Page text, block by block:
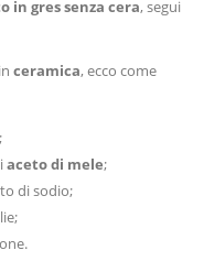
in gres senza cera, segui
ceramica, ecco come
aceto di mele;
di sodio;